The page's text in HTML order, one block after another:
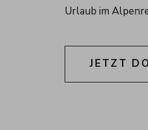
Urlaub im
JETZT